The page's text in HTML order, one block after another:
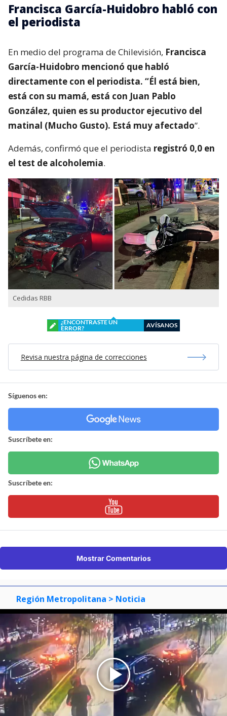
Francisca García-Huidobro habló con
el periodista
En medio del programa de Chilevisión, Francisca
García-Huidobro mencionó que habló
directamente con el periodista. “Él está bien,
está con su mamá, está con Juan Pablo
González, quien es su productor ejecutivo del
matinal (Mucho Gusto). Está muy afectado”.
Además, confirmó que el periodista registró 0,0 en
el test de alcoholemia.
Cedidas RBB
¿ENCONTRASTE UN
ERROR?
AVÍSANOS
Revisa nuestra página de correcciones
Síguenos en:
Suscríbete en:
Suscríbete en:
Mostrar Comentarios
Región Metropolitana > Noticia